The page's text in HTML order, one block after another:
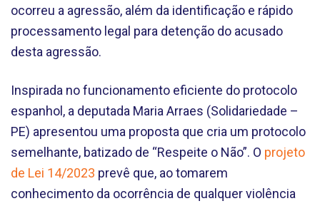
ocorreu a agressão, além da identificação e rápido
processamento legal para detenção do acusado
desta agressão.
Inspirada no funcionamento eficiente do protocolo
espanhol, a deputada Maria Arraes (Solidariedade –
PE) apresentou uma proposta que cria um protocolo
semelhante, batizado de “Respeite o Não”. O projeto
de Lei 14/2023 prevê que, ao tomarem
conhecimento da ocorrência de qualquer violência